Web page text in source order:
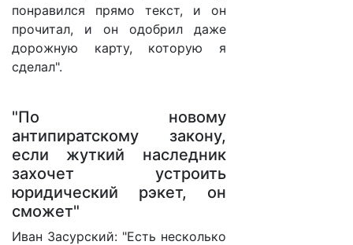
понравился прямо текст, и он
прочитал, и он одобрил даже
дорожную карту, которую я
сделал".
"По новому
антипиратскому закону,
если жуткий наследник
захочет устроить
юридический рэкет, он
сможет"
Иван Засурский: "Есть несколько